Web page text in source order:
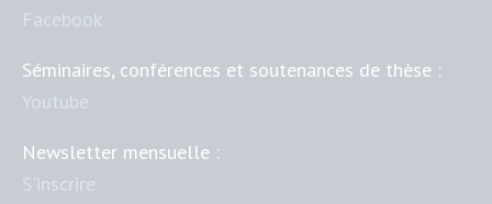
Facebook
Séminaires, conférences et soutenances de thèse :
Youtube
Newsletter mensuelle :
S'inscrire